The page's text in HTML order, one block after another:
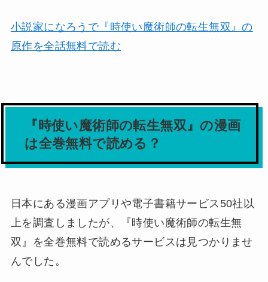
小説家になろうで『時使い魔術師の転生無双』の
原作を全話無料で読む
『時使い魔術師の転生無双』の漫画
は全巻無料で読める？
日本にある漫画アプリや電子書籍サービス50社以
上を調査しましたが、
『時使い魔術師の転生無
双』を全巻無料で読めるサービスは見つかりませ
んでした。